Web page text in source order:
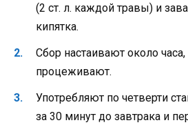
(2 ст. л. каждой травы) и
кипятка.
Сбор настаивают около
процеживают.
Употребляют по четверти
за 30 минут до завтрака и